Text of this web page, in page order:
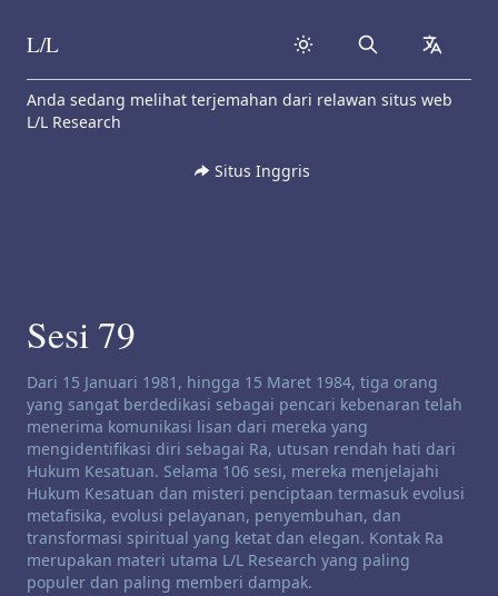
Skip to content
L/L Search
Anda sedang melihat terjemahan dari relawan situs web
L/L Research
Situs Inggris
Sesi 79
Penafian saluran:
Dari 15 Januari 1981, hingga 15 Maret 1984, tiga orang
yang sangat berdedikasi sebagai pencari kebenaran telah
menerima komunikasi lisan dari mereka yang
mengidentifikasi diri sebagai Ra, utusan rendah hati dari
Hukum Kesatuan. Selama 106 sesi, mereka menjelajahi
Hukum Kesatuan dan misteri penciptaan termasuk evolusi
metafisika, evolusi pelayanan, penyembuhan, dan
transformasi spiritual yang ketat dan elegan. Kontak Ra
merupakan materi utama L/L Research yang paling
populer dan paling memberi dampak.